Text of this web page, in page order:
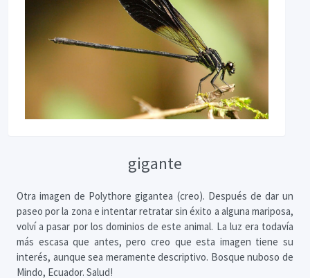
gigante
Otra imagen de Polythore gigantea (creo). Después de dar un
paseo por la zona e intentar retratar sin éxito a alguna mariposa,
volví a pasar por los dominios de este animal. La luz era todavía
más escasa que antes, pero creo que esta imagen tiene su
interés, aunque sea meramente descriptivo. Bosque nuboso de
Mindo, Ecuador. Salud!